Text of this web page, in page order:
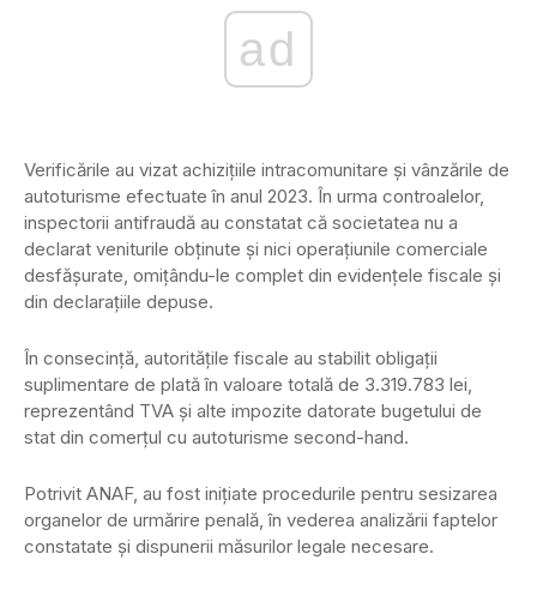
ad
Verificările au vizat achizițiile intracomunitare și vânzările de
autoturisme efectuate în anul 2023. În urma controalelor,
inspectorii antifraudă au constatat că societatea nu a
declarat veniturile obținute și nici operațiunile comerciale
desfășurate, omițându-le complet din evidențele fiscale și
din declarațiile depuse.
În consecință, autoritățile fiscale au stabilit obligații
suplimentare de plată în valoare totală de 3.319.783 lei,
reprezentând TVA și alte impozite datorate bugetului de
stat din comerțul cu autoturisme second-hand.
Potrivit ANAF, au fost inițiate procedurile pentru sesizarea
organelor de urmărire penală, în vederea analizării faptelor
constatate și dispunerii măsurilor legale necesare.